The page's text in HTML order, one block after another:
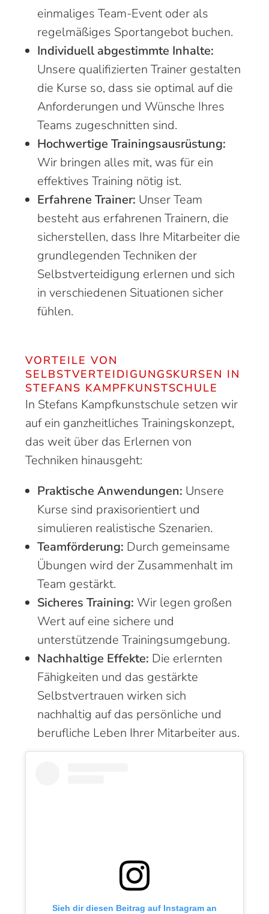
einmaliges Team-Event oder als
regelmäßiges Sportangebot buchen.
Individuell abgestimmte Inhalte:
Unsere qualifizierten Trainer gestalten
die Kurse so, dass sie optimal auf die
Anforderungen und Wünsche Ihres
Teams zugeschnitten sind.
Hochwertige Trainingsausrüstung:
Wir bringen alles mit, was für ein
effektives Training nötig ist.
Erfahrene Trainer: Unser Team
besteht aus erfahrenen Trainern, die
sicherstellen, dass Ihre Mitarbeiter die
grundlegenden Techniken der
Selbstverteidigung erlernen und sich
in verschiedenen Situationen sicher
fühlen.
VORTEILE VON
SELBSTVERTEIDIGUNGSKURSEN IN
STEFANS KAMPFKUNSTSCHULE
In Stefans Kampfkunstschule setzen wir
auf ein ganzheitliches Trainingskonzept,
das weit über das Erlernen von
Techniken hinausgeht:
Praktische Anwendungen: Unsere
Kurse sind praxisorientiert und
simulieren realistische Szenarien.
Teamförderung: Durch gemeinsame
Übungen wird der Zusammenhalt im
Team gestärkt.
Sicheres Training: Wir legen großen
Wert auf eine sichere und
unterstützende Trainingsumgebung.
Nachhaltige Effekte: Die erlernten
Fähigkeiten und das gestärkte
Selbstvertrauen wirken sich
nachhaltig auf das persönliche und
berufliche Leben Ihrer Mitarbeiter aus.
Sieh dir diesen Beitrag auf Instagram an